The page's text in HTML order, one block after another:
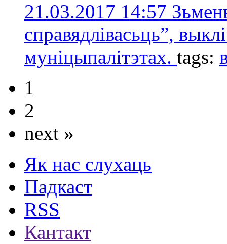
21.03.2017 14:57
справядлівасьць”,
муніцыпалітэтах. tags:
1
2
next »
Як нас слухаць
Падкаст
RSS
Кантакт